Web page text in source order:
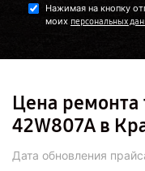
Нажимая на кнопку
моих персональных
Цена ремонта
42W807A в
Дата обновления